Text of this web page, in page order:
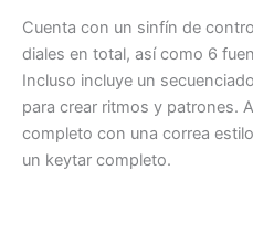
Cuenta con un sinfín de
diales en total, así como 6
Incluso incluye un
para crear ritmos y patrones.
completo con una correa
un keytar completo.